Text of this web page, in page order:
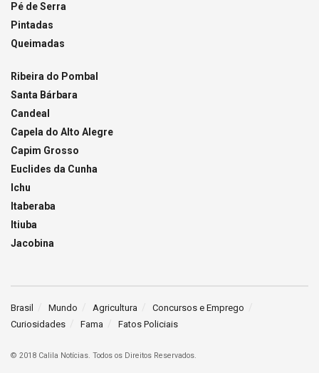
Pé de Serra
Pintadas
Queimadas
Ribeira do Pombal
Santa Bárbara
Candeal
Capela do Alto Alegre
Capim Grosso
Euclides da Cunha
Ichu
Itaberaba
Itiuba
Jacobina
Brasil Mundo Agricultura
Concursos e Emprego
Curiosidades
Fama Fatos Policiais
© 2018 Calila Notícias. Todos os Direitos Reservados.